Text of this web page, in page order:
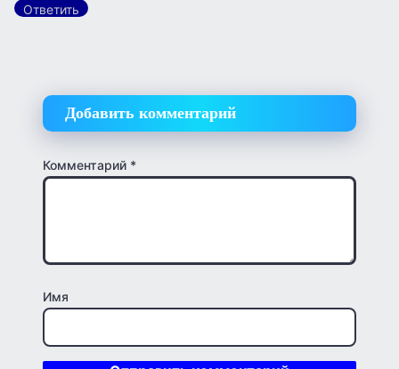
Ответить
Добавить комментарий
Комментарий *
Имя